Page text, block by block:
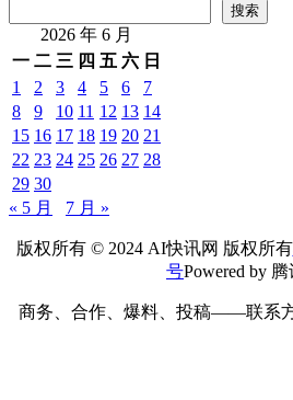
搜索
2026 年 6 月
一 二 三 四 五 六 日
1
2 3 4 5 6
7
8
9 10 11 12 13 14
15 16 17 18 19 20 21
22 23 24 25 26 27 28
29 30
« 5 月
7 月 »
版权所有 © 2024 AI快讯网 版权所有
号Powered by
商务、合作、爆料、投稿——联系